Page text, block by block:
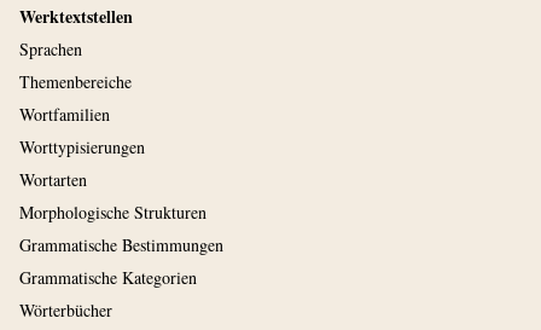
Werktextstellen
Sprachen
Themenbereiche
Wortfamilien
Worttypisierungen
Wortarten
Morphologische Strukturen
Grammatische Bestimmungen
Grammatische Kategorien
Wörterbücher